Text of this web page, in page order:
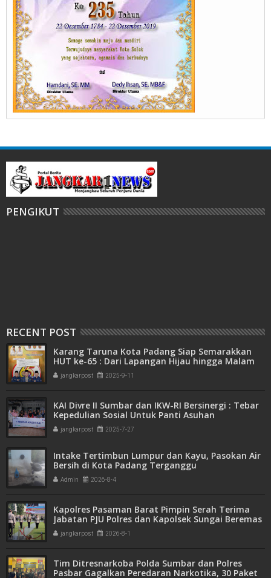
PENGIKUT
RECENT POST
Karang Taruna Kota Padang Siap Semarakkan
HUT ke-65 : Dari Lapangan Hijau hingga Malam
Kebersamaan
jangkarpost 2025-9-11
KAI Divre II Sumbar dan IKW-RI Bersinergi : Tebar
Kepedulian Sosial Untuk Panti Asuhan
jangkarpost 2025-7-27
Intake Tertimbun Lumpur dan Kayu, Pasokan Air
Bersih di Kota Padang Terganggu
Admin 2026-8-4
Kapolres Pasaman Barat Pimpin Serah Terima
Jabatan PJU Polres dan Kapolsek Sungai Beremas
jangkarpost 2026-8-1
Tim Ditresnarkoba Polda Sumbar dan Polres
Pasbar Gagalkan Peredaran Narkotika, 30 Paket